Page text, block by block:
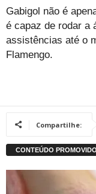
Gabigol não é
é capaz de rodar a
assistências até o
Flamengo.
Compartilhe: